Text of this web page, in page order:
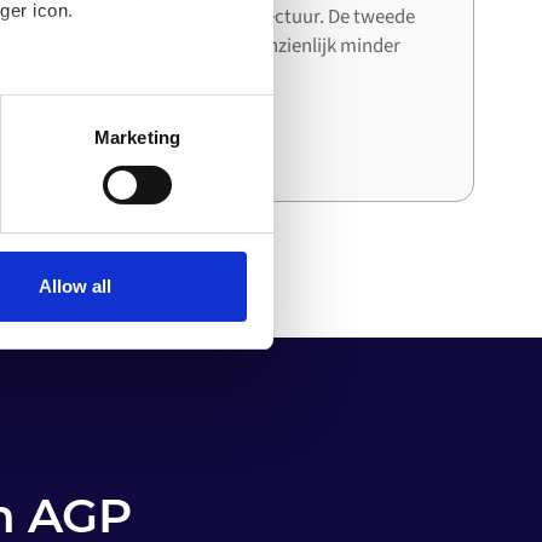
icon.
meters
functioning of the
the internet
Marketing
Allow all
systeem de bestaande architectuur. De tweede
en derde integratie kosten aanzienlijk minder
AGP